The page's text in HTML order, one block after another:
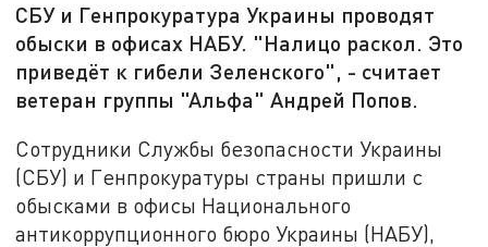
СБУ и Генпрокуратура Украины проводят
обыски в офисах НАБУ. "Налицо раскол. Это
приведёт к гибели Зеленского", - считает
ветеран группы "Альфа" Андрей Попов.
Сотрудники Службы безопасности Украины
(СБУ) и Генпрокуратуры страны пришли с
обысками в офисы Национального
антикоррупционного бюро Украины (НАБУ),